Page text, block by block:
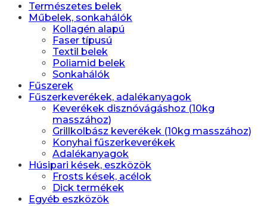
Természetes belek
Műbelek, sonkahálók
Kollagén alapú
Faser típusú
Textil belek
Poliamid belek
Sonkahálók
Fűszerek
Fűszerkeverékek, adalékanyagok
Keverékek disznóvágáshoz (10kg
masszához)
Grillkolbász keverékek (10kg masszához)
Konyhai fűszerkeverékek
Adalékanyagok
Húsipari kések, eszközök
Frosts kések, acélok
Dick termékek
Egyéb eszközök